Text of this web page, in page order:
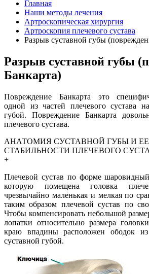
Главная
Наши методы лечения
Артроскопическая хирургия
Артроскопия плечевого сустава
Разрыв суставной губы
Разрыв суставной губы
Банкарта)
Повреждение Банкарта это
одной из частей плечевого сустава
губой. Повреждение Банкарта
плечевого сустава.
АНАТОМИЯ СУСТАВНОЙ ГУБЫ И ЕЕ
СТАБИЛЬНОСТИ ПЛЕЧЕВОГО
+
Плечевой сустав по форме
которую помещена головка
чрезвычайно маленькая и мелкая по
таким образом плечевой сустав по
Чтобы компенсировать небольшой
лопатки относительно размера
краю впадины расположен ободок
суставной губой.